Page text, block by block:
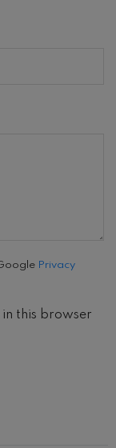
Privacy
this browser